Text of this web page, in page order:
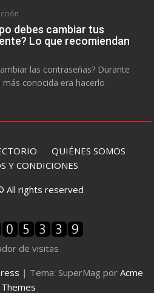
debes cambiar tus
Lo que recomiendan
las contraseñas? Durante
conocida era hacerlo
QUIÉNES SOMOS
Y CONDICIONES
All rights reserved
de visitas
| Tema: SuperMag por Acme
Themes